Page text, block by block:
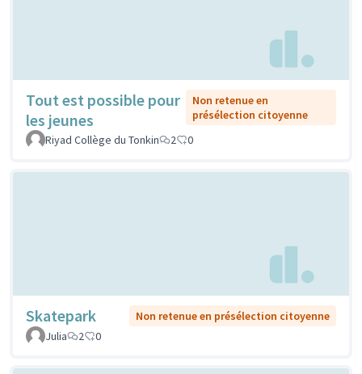
Tout est possible pour
les jeunes
Non retenue en
présélection citoyenne
Riyad Collège du Tonkin
2 0
Skatepark
Non retenue en présélection citoyenne
Julia
2 0